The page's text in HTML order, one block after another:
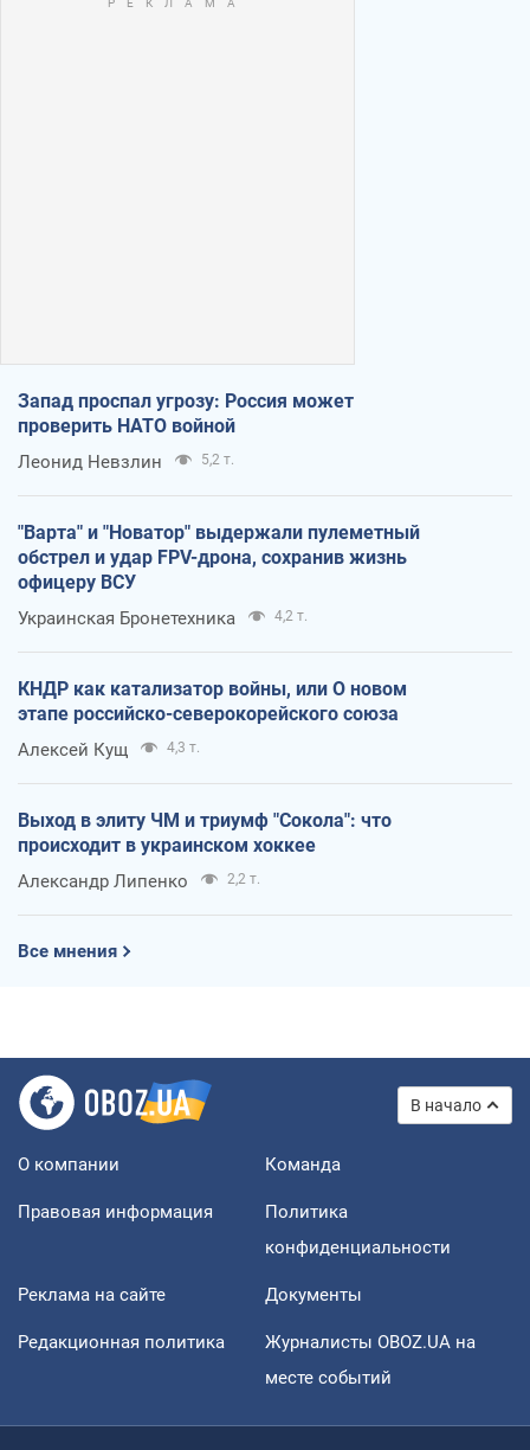
Запад проспал угрозу: Россия может
проверить НАТО войной
Леонид Невзлин 5,2 т.
"Варта" и "Новатор" выдержали пулеметный
обстрел и удар FPV-дрона, сохранив жизнь
офицеру ВСУ
Украинская Бронетехника 4,2 т.
КНДР как катализатор войны, или О новом
этапе российско-северокорейского союза
Алексей Кущ 4,3 т.
Выход в элиту ЧМ и триумф "Сокола": что
происходит в украинском хоккее
Александр Липенко 2,2 т.
Все мнения
В начало
О компании Команда
Правовая информация
Политика
конфиденциальности
Реклама на сайте Документы
Редакционная политика
Журналисты OBOZ.UA на
месте событий